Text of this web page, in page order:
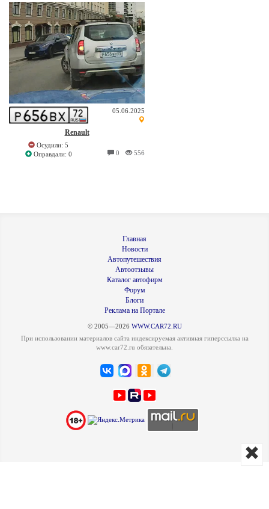
05.06.2025
Renault
Осудили: 5
Оправдали: 0
556
0
Главная
Новости
Автопутешествия
Автоотзывы
Каталог автофирм
Форум
Блоги
Реклама на Портале
© 2005—2026 WWW.CAR72.RU
При использовании материалов сайта индексируемая активная гиперссылка на
www.car72.ru обязательна.